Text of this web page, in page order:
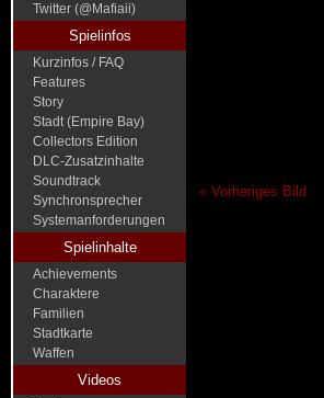
Twitter (@Mafiaii)
Spielinfos
Kurzinfos / FAQ
Features
Story
Stadt (Empire Bay)
Collectors Edition
DLC-Zusatzinhalte
Soundtrack
Synchronsprecher
Systemanforderungen
Spielinhalte
Achievements
Charaktere
Familien
Stadtkarte
Waffen
Videos
« Vorheriges Bild